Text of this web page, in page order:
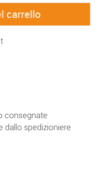
consegnate
dallo spedizioniere